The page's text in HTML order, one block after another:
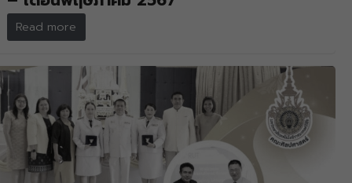
Read more